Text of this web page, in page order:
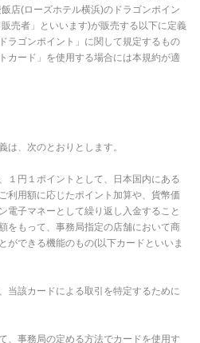
店(ローズホテル横浜)のドラゴンポイン
売者」といいます)が販売する以下に定義
ラゴンポイント」に関して規定するもの
カード」を使用する場合には本規約が適
は、次のとおりとします。
１円１ポイントとして、日本国内にある
利用額に応じたポイント加算や、貨幣価
電子マネーとして繰り返し入金すること
をもって、事務局指定の店舗において商
ができる機能のもの(以下カードといいま
当該カードによる取引を特定するために
、事務局の定める方法でカードを使用す